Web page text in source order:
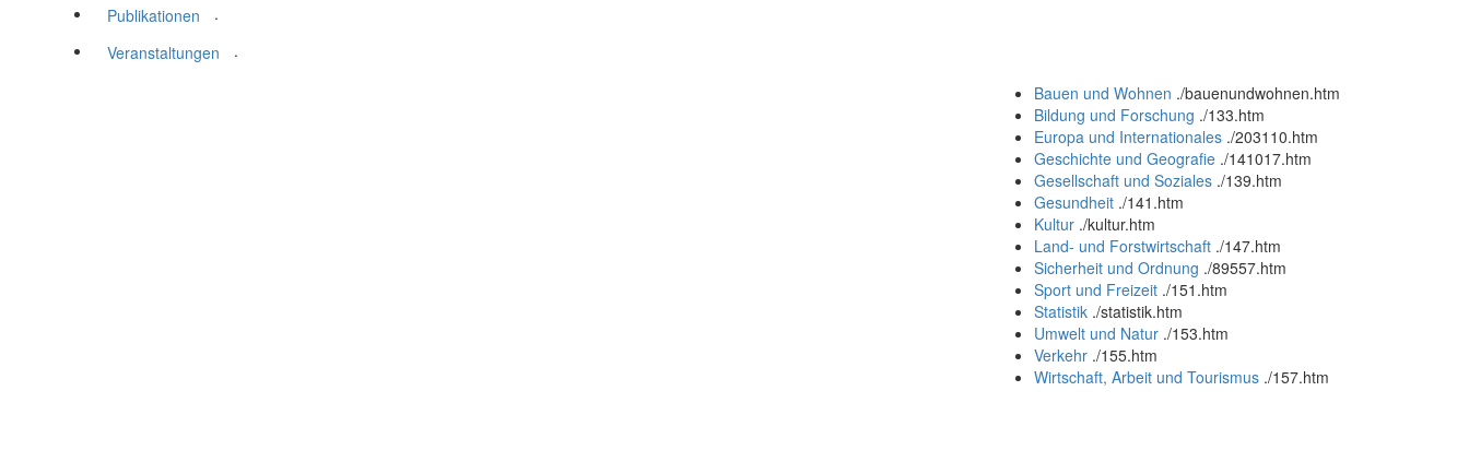
Publikationen
.
Veranstaltungen
.
Bauen und Wohnen ./bauenundwohnen.htm
Bildung und Forschung ./133.htm
Europa und Internationales ./203110.htm
Geschichte und Geografie ./141017.htm
Gesellschaft und Soziales ./139.htm
Gesundheit ./141.htm
Kultur ./kultur.htm
Land- und Forstwirtschaft ./147.htm
Sicherheit und Ordnung ./89557.htm
Sport und Freizeit ./151.htm
Statistik ./statistik.htm
Umwelt und Natur ./153.htm
Verkehr ./155.htm
Wirtschaft, Arbeit und Tourismus ./157.htm